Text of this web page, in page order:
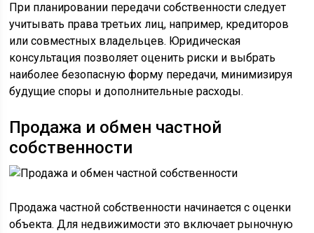
При планировании передачи собственности следует
учитывать права третьих лиц, например, кредиторов
или совместных владельцев. Юридическая
консультация позволяет оценить риски и выбрать
наиболее безопасную форму передачи, минимизируя
будущие споры и дополнительные расходы.
Продажа и обмен частной
собственности
Продажа частной собственности начинается с оценки
объекта. Для недвижимости это включает рыночную